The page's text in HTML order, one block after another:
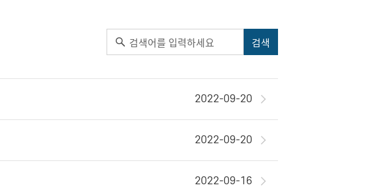
2022-09-20
2022-09-20
2022-09-16